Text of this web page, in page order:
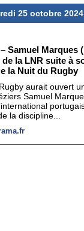
25 octobre 2024
Samuel Marques
la LNR suite à
la Nuit du Rugby
aurait ouvert
Samuel
la discipline...